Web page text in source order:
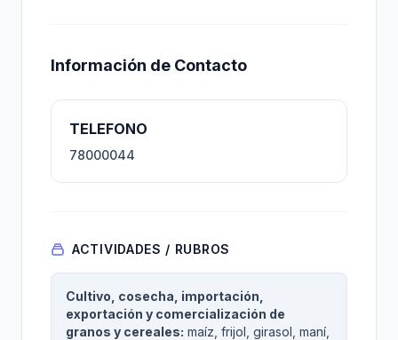
Información de Contacto
TELEFONO
78000044
ACTIVIDADES / RUBROS
Cultivo, cosecha, importación,
exportación y comercialización de
granos y cereales: maíz, frijol, girasol, maní,